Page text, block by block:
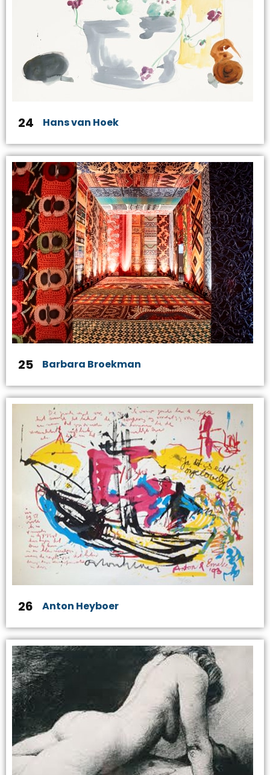
24 Hans van Hoek
25 Barbara Broekman
26 Anton Heyboer